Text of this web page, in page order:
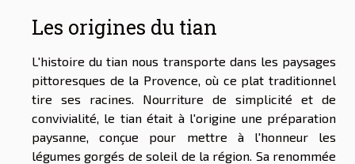
Les origines du tian
L'histoire du tian nous transporte dans les paysages
pittoresques de la Provence, où ce plat traditionnel
tire ses racines. Nourriture de simplicité et de
convivialité, le tian était à l'origine une préparation
paysanne, conçue pour mettre à l'honneur les
légumes gorgés de soleil de la région. Sa renommée